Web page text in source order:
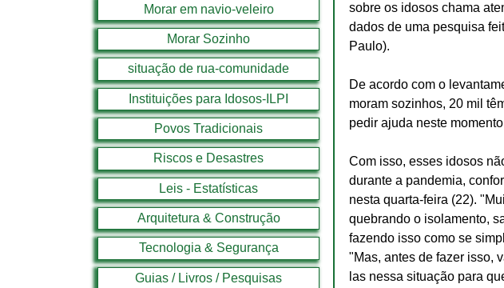
sobre os idosos chama
dados de uma pesquisa
Paulo).
De acordo com o
moram sozinhos, 20 mil
pedir ajuda neste
Com isso, esses idosos
durante a pandemia,
nesta quarta-feira (22).
quebrando o isolamento,
fazendo isso como se
"Mas, antes de fazer isso,
las nessa situação para
Morar em navio-veleiro
Morar Sozinho
situação de rua-comunidade
Instituições para Idosos-ILPI
Povos Tradicionais
Riscos e Desastres
Leis - Estatísticas
Arquitetura & Construção
Tecnologia & Segurança
Guias / Livros / Pesquisas